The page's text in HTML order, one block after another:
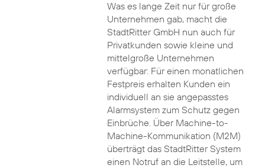
Was es lange Zeit nur für große
Unternehmen gab, macht die
StadtRitter GmbH nun auch für
Privatkunden sowie kleine und
mittelgroße Unternehmen
verfügbar: Für einen monatlichen
Festpreis erhalten Kunden ein
individuell an sie angepasstes
Alarmsystem zum Schutz gegen
Einbrüche. Über Machine-to-
Machine-Kommunikation (M2M)
überträgt das StadtRitter System
einen Notruf an die Leitstelle, um